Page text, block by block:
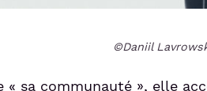
©Daniil
« sa communauté », elle